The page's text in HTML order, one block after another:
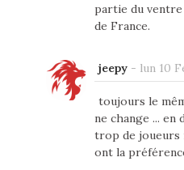
partie du
de France.
jeepy- lun 10
toujours le
ne change ... en
trop de joueurs
ont la